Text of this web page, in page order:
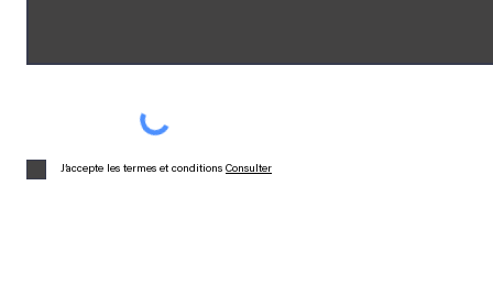
J’accepte les termes et conditions Consulter